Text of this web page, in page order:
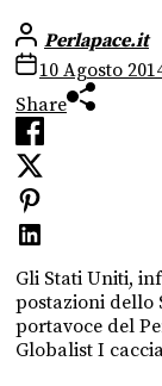
Perlapace.it
10 Agosto
Share
Gli Stati Uniti,
postazioni dello
portavoce del
Globalist I